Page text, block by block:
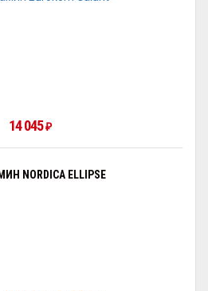
14 045₽
NORDICA ELLIPSE